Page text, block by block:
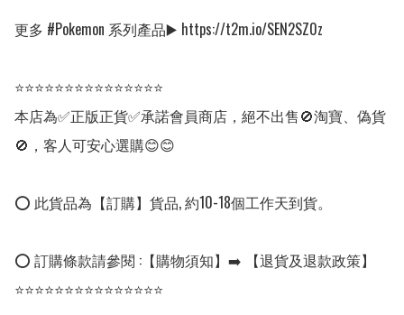
更多 #Pokemon 系列產品▶️ https://t2m.io/SEN2SZ0z
⭐⭐⭐⭐⭐⭐⭐⭐⭐⭐⭐⭐⭐⭐⭐
本店為✅正版正貨✅承諾會員商店，絕不出售🚫淘寶、偽貨
🚫，客人可安心選購😊😊
⭕ 此貨品為【訂購】貨品, 約10-18個工作天到貨。
⭕ 訂購條款請參閱 :【購物須知】➡️ 【退貨及退款政策】
⭐⭐⭐⭐⭐⭐⭐⭐⭐⭐⭐⭐⭐⭐⭐